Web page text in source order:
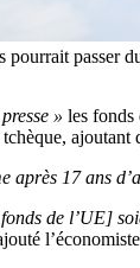
pourrait passer
presse » les fonds
ajoutant
après 17 ans
de l’UE]